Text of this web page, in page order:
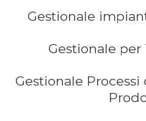
Gestionale
Gestionale per
Gestionale